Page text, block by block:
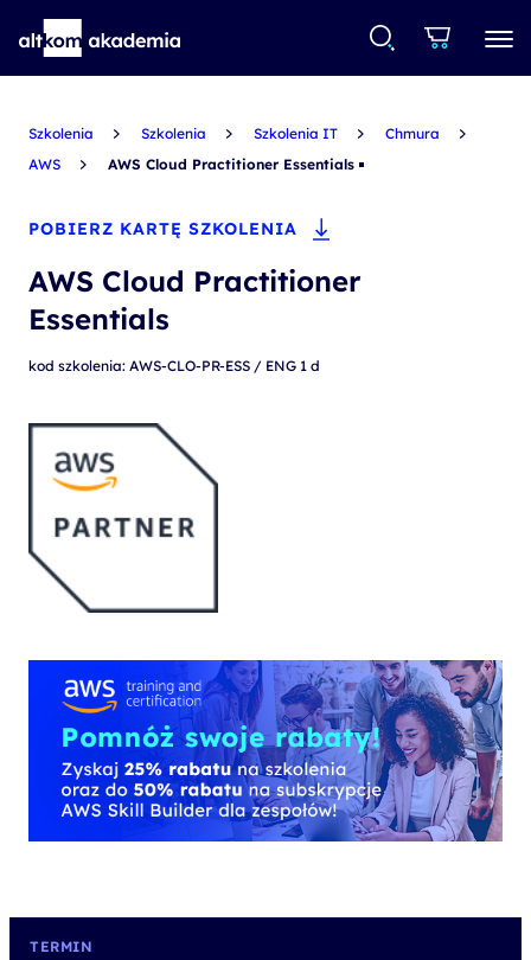
Szkolenia Szkolenia Szkolenia IT
Chmura
AWS
AWS Cloud Practitioner Essentials
POBIERZ KARTĘ SZKOLENIA
AWS Cloud Practitioner
Essentials
kod szkolenia: AWS-CLO-PR-ESS / ENG 1 d
TERMIN